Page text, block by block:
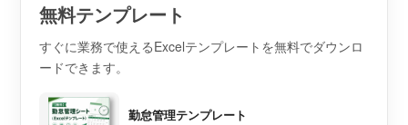
無料テンプレート
すぐに業務で使えるExcelテンプレートを無料でダウンロ
ードできます。
勤怠管理テンプレート